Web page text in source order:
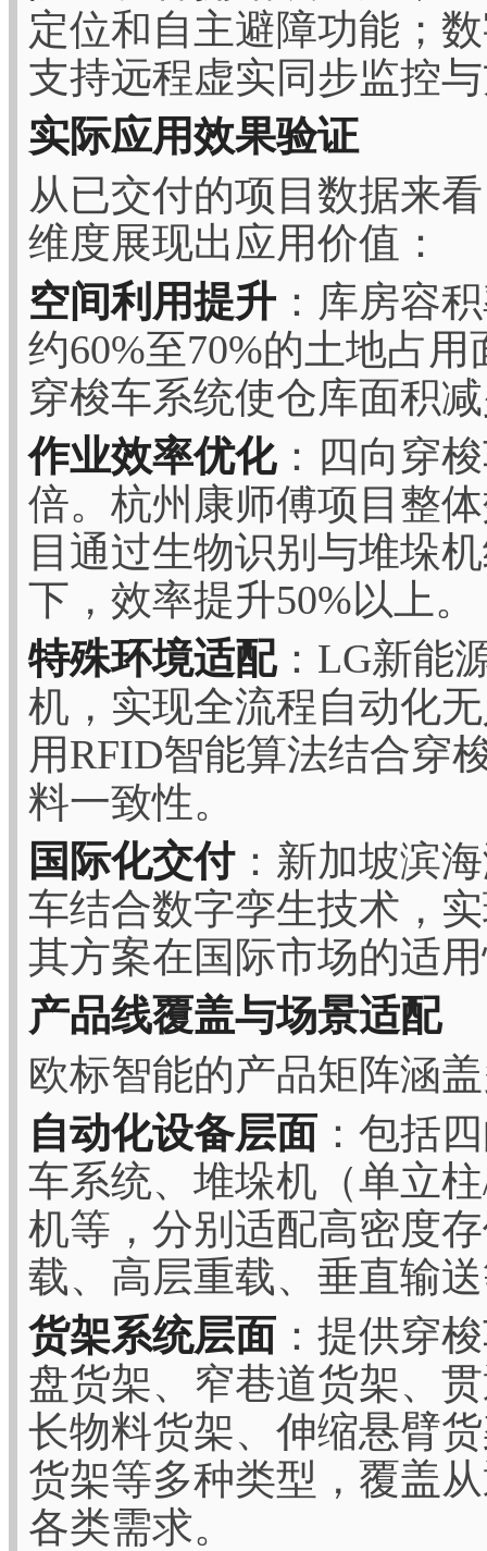
定位和自主避障功能；
支持远程虚实同步监控
实际应用效果验证
从已交付的项目数据来
维度展现出应用价值：
空间利用提升 ：库房容
约60%至70%的土地占
穿梭车系统使仓库面积
作业效率优化：四向穿
倍。杭州康师傅项目整
目通过生物识别与堆垛
下，效率提升50%以上。
特殊环境适配：LG新能
机，实现全流程自动化
用RFID智能算法结合穿
料一致性。
国际化交付：新加坡滨
车结合数字孪生技术，
其方案在国际市场的适
产品线覆盖与场景适配
欧标智能的产品矩阵涵
自动化设备层面 ：包括
车系统、堆垛机（单立
机等，分别适配高密度
载、高层重载、垂直输
货架系统层面 ：提供穿
盘货架、窄巷道货架、
长物料货架、伸缩悬臂
货架等多种类型，覆盖
各类需求。